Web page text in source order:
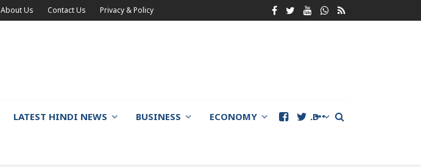
About Us Contact Us Privacy & Policy
LATEST HINDI NEWS BUSINESS ECONOMY WORLD